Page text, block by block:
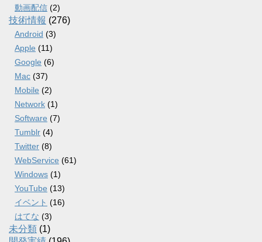
動画配信 (2)
技術情報 (276)
Android (3)
Apple (11)
Google (6)
Mac (37)
Mobile (2)
Network (1)
Software (7)
Tumblr (4)
Twitter (8)
WebService (61)
Windows (1)
YouTube (13)
イベント (16)
はてな (3)
未分類 (1)